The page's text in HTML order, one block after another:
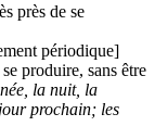
près de se
périodique]
produire, sans être
la nuit, la
prochain; les